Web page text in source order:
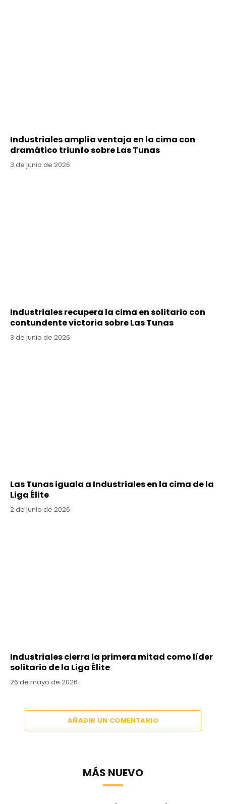
Industriales amplía ventaja en la cima con
dramático triunfo sobre Las Tunas
3 de junio de 2026
Industriales recupera la cima en solitario con
contundente victoria sobre Las Tunas
3 de junio de 2026
Las Tunas iguala a Industriales en la cima de la
Liga Élite
2 de junio de 2026
Industriales cierra la primera mitad como líder
solitario de la Liga Élite
26 de mayo de 2026
AÑADIR UN COMENTARIO
MÁS NUEVO